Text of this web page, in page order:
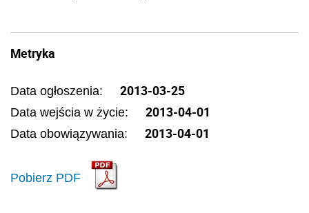
Metryka
Data ogłoszenia: 2013-03-25
Data wejścia w życie: 2013-04-01
Data obowiązywania: 2013-04-01
Pobierz PDF